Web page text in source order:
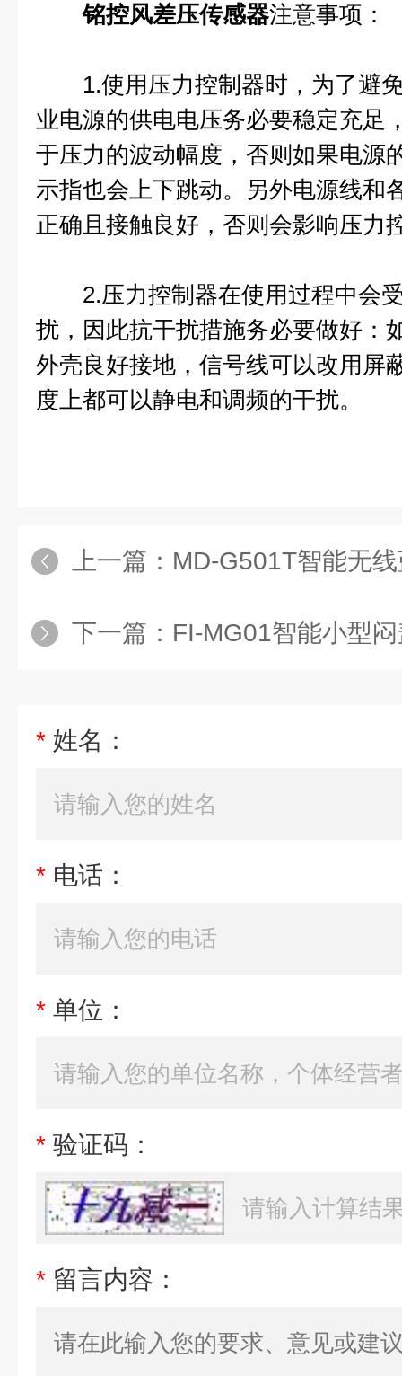
铭控风差压传感器注意事项：
1.使用压力控制器时，为了避免
业电源的供电电压务必要稳定充足
于压力的波动幅度，否则如果电源
示指也会上下跳动。另外电源线和
正确且接触良好，否则会影响压力
2.压力控制器在使用过程中会受
扰，因此抗干扰措施务必要做好：
外壳良好接地，信号线可以改用屏
度上都可以静电和调频的干扰。
上一篇： MD-G501T智能无
下一篇： FI-MG01智能小型
* 姓名：
* 电话：
* 单位：
* 验证码：
* 留言内容：